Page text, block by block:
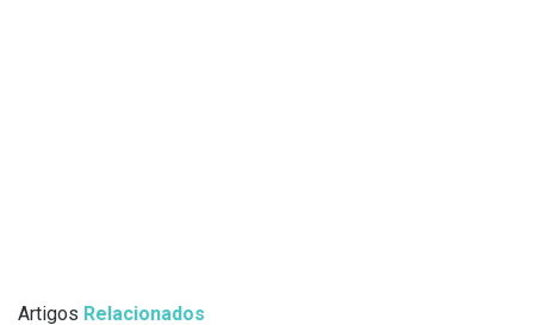
Artigos Relacionados